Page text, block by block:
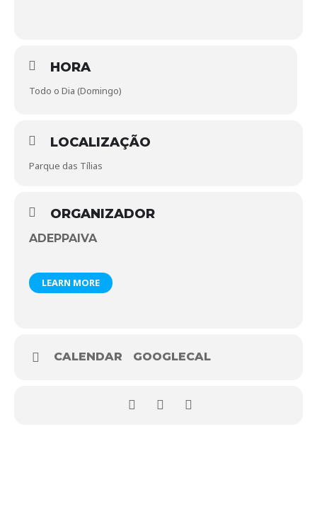
HORA
Todo o Dia (Domingo)
LOCALIZAÇÃO
Parque das Tílias
ORGANIZADOR
ADEPPAIVA
LEARN MORE
CALENDAR GOOGLECAL